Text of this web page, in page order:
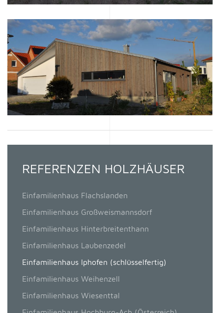
REFERENZEN HOLZHÄUSER
Einfamilienhaus Flachslanden
Einfamilienhaus Großweismannsdorf
Einfamilienhaus Hinterbreitenthann
Einfamilienhaus Laubenzedel
Einfamilienhaus Iphofen (schlüsselfertig)
Einfamilienhaus Weihenzell
Einfamilienhaus Wiesenttal